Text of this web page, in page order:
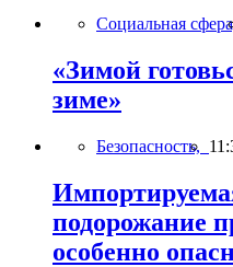
Социальная
«Зимой
зиме»
Безопасность,
подорожание
особенно